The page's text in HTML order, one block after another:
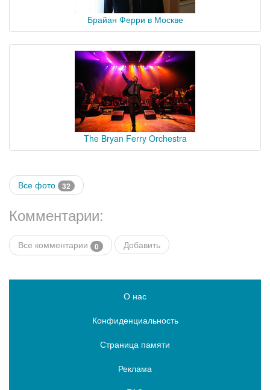
Брайан Ферри в Москве
The Bryan Ferry Orchestra
Все фото 32
Комментарии:
Все комментарии 0 Добавить
О нас
Конфиденциальность
Страница памяти
Реклама